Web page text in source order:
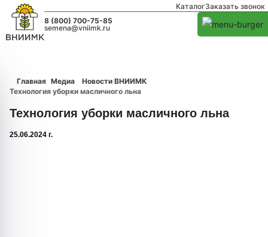
КаталогЗаказать звонок
8 (800) 700-75-85
semena@vniimk.ru
Главная Медиа
Новости ВНИИМК
Технология уборки масличного льна
Технология уборки масличного льна
25.06.2024 г.